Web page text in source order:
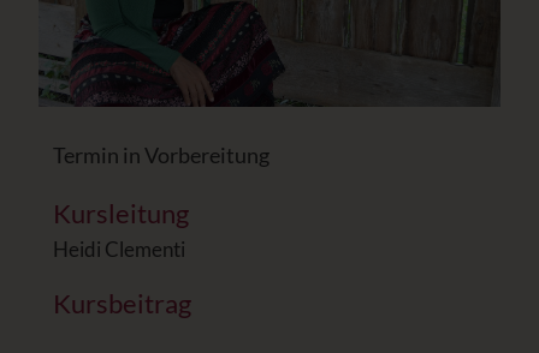
Termin in Vorbereitung
Kursleitung
Heidi Clementi
Kursbeitrag